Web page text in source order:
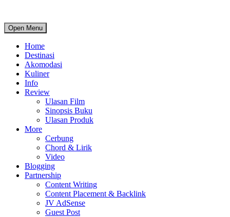
Open Menu
Home
Destinasi
Akomodasi
Kuliner
Info
Review
Ulasan Film
Sinopsis Buku
Ulasan Produk
More
Cerbung
Chord & Lirik
Video
Blogging
Partnership
Content Writing
Content Placement & Backlink
JV AdSense
Guest Post